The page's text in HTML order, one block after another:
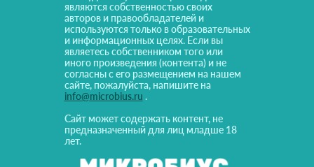
являются собственностью своих
авторов и правообладателей и
используются только в образовательных
и информационных целях. Если вы
являетесь собственником того или
иного произведения (контента) и не
согласны с его размещением на нашем
сайте, пожалуйста, напишите на
info@microbius.ru .
Сайт может содержать контент, не
предназначенный для лиц младше 18
лет.